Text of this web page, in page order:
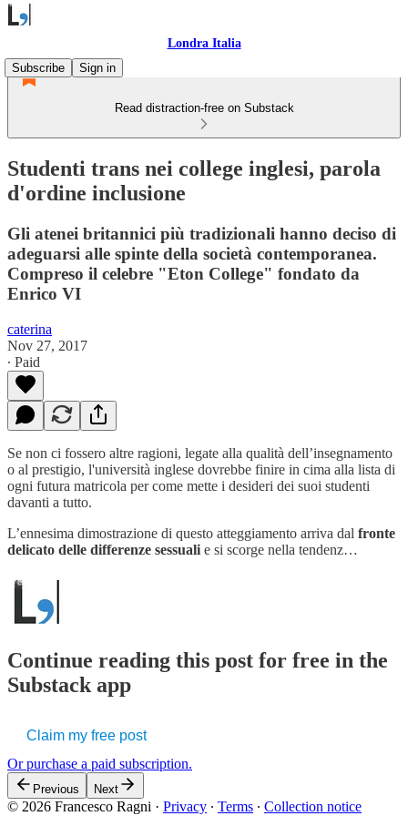
Londra Italia
Subscribe
Sign in
Read distraction-free on Substack
Studenti trans nei college inglesi, parola
d'ordine inclusione
Gli atenei britannici più tradizionali hanno deciso di
adeguarsi alle spinte della società contemporanea.
Compreso il celebre "Eton College" fondato da
Enrico VI
caterina
Nov 27, 2017
∙ Paid
Se non ci fossero altre ragioni, legate alla qualità dell’insegnamento
o al prestigio, l'università inglese dovrebbe finire in cima alla lista di
ogni futura matricola per come mette i desideri dei suoi studenti
davanti a tutto.
L’ennesima dimostrazione di questo atteggiamento arriva dal fronte
delicato delle differenze sessuali e si scorge nella tendenz…
Continue reading this post for free in the
Substack app
Claim my free post
Or purchase a paid subscription.
Previous Next
© 2026 Francesco Ragni · Privacy ∙ Terms ∙ Collection notice